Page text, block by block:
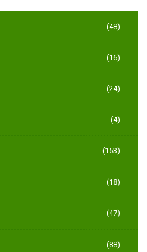
(48)
(16)
(24)
(4)
(153)
(18)
(47)
(88)